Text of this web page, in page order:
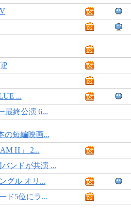
...
最終公演 6...
の短編映画...
H」 2...
ンドが共演 ...
グル オリ...
ド5位にラ...